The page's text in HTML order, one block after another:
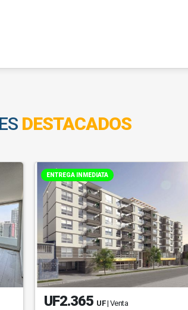
DESTACADOS
ENTREGA INMEDIATA
UF2.365 UF | Venta